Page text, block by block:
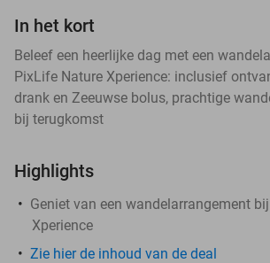
In het kort
Beleef een heerlijke dag met een
PixLife Nature Xperience: inclusief
drank en Zeeuwse bolus, prachtige
bij terugkomst
Highlights
Geniet van een wandelarrangement
Xperience
Zie hier de inhoud van de deal